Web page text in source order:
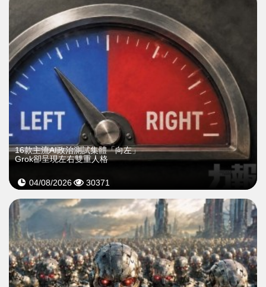
16款主流AI政治測試集體「向左」
Grok卻呈現左右雙重人格
04/08/2026 30371